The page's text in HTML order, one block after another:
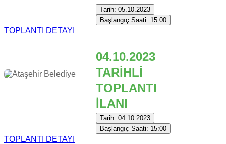
Tarih: 05.10.2023
Başlangıç Saati: 15:00
TOPLANTI DETAYI
04.10.2023
TARİHLİ
TOPLANTI
İLANI
Tarih: 04.10.2023
Başlangıç Saati: 15:00
TOPLANTI DETAYI